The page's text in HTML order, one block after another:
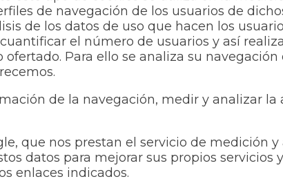
de navegación de los usuarios de
de los datos de uso que hacen los
el número de usuarios y así
Para ello se analiza su
de la navegación, medir y analizar la
que nos prestan el servicio de medición
datos para mejorar sus propios servicios
enlaces indicados.